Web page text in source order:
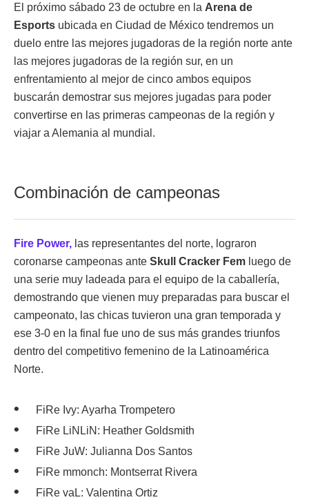
El próximo sábado 23 de octubre en la Arena de
Esports ubicada en Ciudad de México tendremos un
duelo entre las mejores jugadoras de la región norte ante
las mejores jugadoras de la región sur, en un
enfrentamiento al mejor de cinco ambos equipos
buscarán demostrar sus mejores jugadas para poder
convertirse en las primeras campeonas de la región y
viajar a Alemania al mundial.
Combinación de campeonas
Fire Power, las representantes del norte, lograron
coronarse campeonas ante Skull Cracker Fem luego de
una serie muy ladeada para el equipo de la caballería,
demostrando que vienen muy preparadas para buscar el
campeonato, las chicas tuvieron una gran temporada y
ese 3-0 en la final fue uno de sus más grandes triunfos
dentro del competitivo femenino de la Latinoamérica
Norte.
FiRe Ivy: Ayarha Trompetero
FiRe LiNLiN: Heather Goldsmith
FiRe JuW: Julianna Dos Santos
FiRe mmonch: Montserrat Rivera
FiRe vaL: Valentina Ortiz